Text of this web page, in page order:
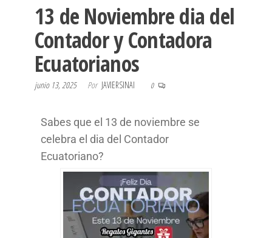
13 de Noviembre dia del
Contador y Contadora
Ecuatorianos
junio 13, 2025 Por JAVIERSINAI 0
Sabes que el 13 de noviembre se
celebra el dia del Contador
Ecuatoriano?